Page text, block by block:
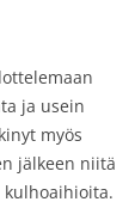
ja usein
myös
jälkeen niitä
kulhoaihioita.